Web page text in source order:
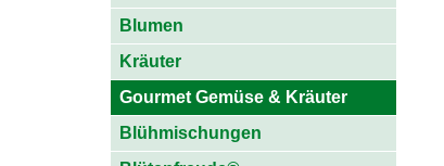
Blumen
Kräuter
Gourmet Gemüse & Kräuter
Blühmischungen